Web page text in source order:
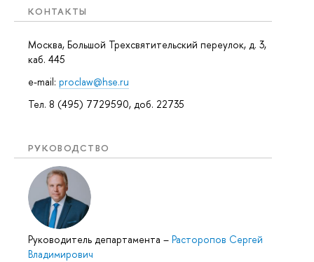
КОНТАКТЫ
Москва, Большой Трехсвятительский переулок, д. 3,
каб. 445
e-mail: proclaw@hse.ru
Тел. 8 (495) 7729590, доб. 22735
РУКОВОДСТВО
Руководитель департамента – Расторопов Сергей
Владимирович